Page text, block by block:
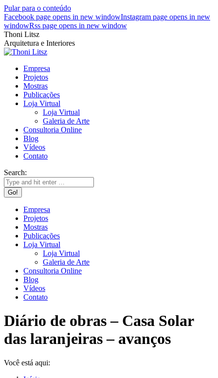
Pular para o conteúdo
Facebook page opens in new windowInstagram page opens in new
windowRss page opens in new window
Thoni Litsz
Arquitetura e Interiores
Empresa
Projetos
Mostras
Publicações
Loja Virtual
Loja Virtual
Galeria de Arte
Consultoria Online
Blog
Vídeos
Contato
Search:
Empresa
Projetos
Mostras
Publicações
Loja Virtual
Loja Virtual
Galeria de Arte
Consultoria Online
Blog
Vídeos
Contato
Diário de obras – Casa Solar
das laranjeiras – avanços
Você está aqui: